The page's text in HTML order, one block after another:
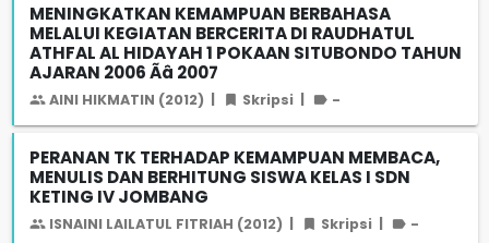
MENINGKATKAN KEMAMPUAN BERBAHASA
MELALUI KEGIATAN BERCERITA DI RAUDHATUL
ATHFAL AL HIDAYAH 1 POKAAN SITUBONDO TAHUN
AJARAN 2006 Ãâ 2007
AINI HIKMATIN (2012) | Skripsi | -
PERANAN TK TERHADAP KEMAMPUAN MEMBACA,
MENULIS DAN BERHITUNG SISWA KELAS I SDN
KETING IV JOMBANG
ISNAINI LAILATUL FITRIAH (2012) | Skripsi | -